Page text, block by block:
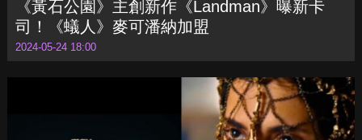
《黃石公園》主創新作《Landman》曝新卡
司！《蟻人》麥可潘納加盟